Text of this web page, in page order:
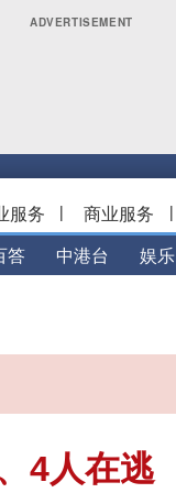
服务 | 商业服务 |
答 中港台 娱乐
4人在逃